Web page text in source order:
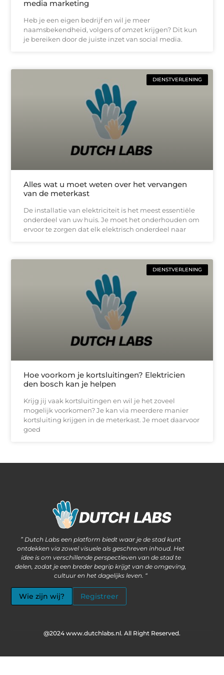
media marketing
Heb je een eigen bedrijf en wil je meer
naamsbekendheid, volgers of omzet krijgen? Dit kun
je bereiken door de juiste inzet van social media.
DIENSTVERLENING
Alles wat u moet weten over het vervangen
van de meterkast
De installatie van elektriciteit is het meest essentiële
onderdeel van uw huis. Je moet het onderhouden om
ervoor te zorgen dat elk elektrisch onderdeel naar
DIENSTVERLENING
Hoe voorkom je kortsluitingen? Elektricien
den bosch kan je helpen
Krijg jij vaak kortsluitingen en wil je het zoveel
mogelijk voorkomen? Je kan via meerdere manier
kortsluiting krijgen in de meterkast. Je moet daarvoor
goed
” Dutch Labs een platform biedt waar je de stad kunt
ontdekken via zowel visuele als geschreven inhoud. Het
idee is om verschillende perspectieven van de stad te
delen, zodat je een breder begrip krijgt van de omgeving,
cultuur en het dagelijks leven. “
Wie zijn wij? Registreer
@2024 www.dutchlabs.nl. All Right Reserved.